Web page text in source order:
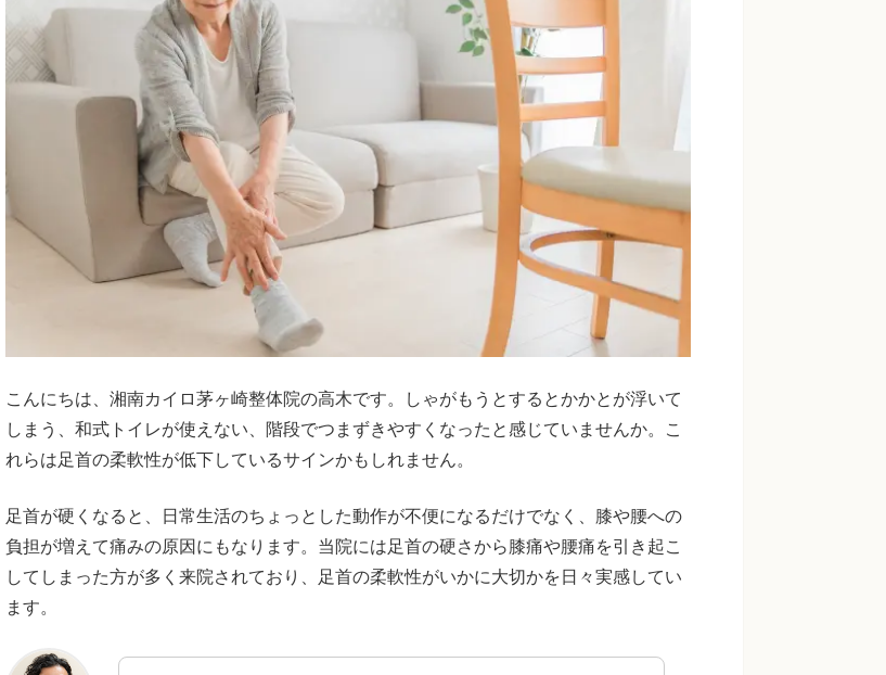
こんにちは、湘南カイロ茅ヶ崎整体院の高木です。しゃがもうとするとかかとが浮いて
しまう、和式トイレが使えない、階段でつまずきやすくなったと感じていませんか。こ
れらは足首の柔軟性が低下しているサインかもしれません。
足首が硬くなると、日常生活のちょっとした動作が不便になるだけでなく、膝や腰への
負担が増えて痛みの原因にもなります。当院には足首の硬さから膝痛や腰痛を引き起こ
してしまった方が多く来院されており、足首の柔軟性がいかに大切かを日々実感してい
ます。